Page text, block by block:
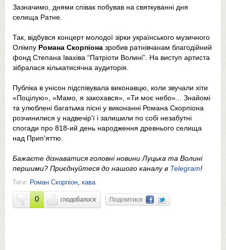
Зазначимо, днями співак побував на святкуванні дня
селища Ратне.
Так, відбувся концерт молодої зірки українського музичного
Олімпу Романа Скорпіона зробив ратнівчанам благодійний
фонд Степана Івахіва “Патріоти Волині”. На виступ артиста
зібралася кількатисячна аудиторія.
Публіка в унісон підспівувала виконавцю, коли звучали хіти
«Поцілую», «Мамо, я закохався», «Ти моє небо»... Знайомі
та улюблені багатьма пісні у виконанні Романа Скорпіона
розчинилися у надвечір'ї і залишили по собі незабутні
спогади про 818-ий день народження древнього селища
над Прип'яттю.
Бажаєте дізнаватися головні новини Луцька та Волині
першими? Приєднуйтеся до нашого каналу в Telegram!
Теги: Роман Скорпіон, кава
0 Поділитися